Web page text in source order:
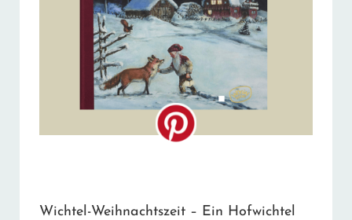
Wichtel-Weihnachtszeit – Ein Hofwichtel